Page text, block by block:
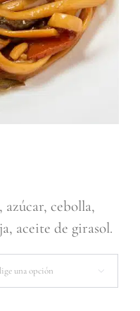
cebolla,
aceite de girasol.
